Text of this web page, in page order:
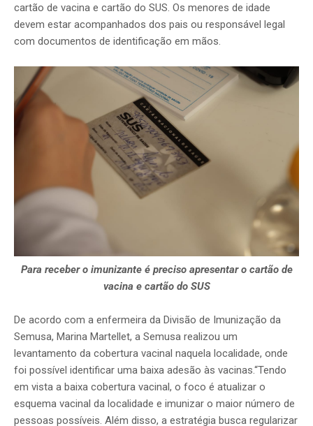
cartão de vacina e cartão do SUS. Os menores de idade
devem estar acompanhados dos pais ou responsável legal
com documentos de identificação em mãos.
Para receber o imunizante é preciso apresentar o cartão de
vacina e cartão do SUS
De acordo com a enfermeira da Divisão de Imunização da
Semusa, Marina Martellet, a Semusa realizou um
levantamento da cobertura vacinal naquela localidade, onde
foi possível identificar uma baixa adesão às vacinas.“Tendo
em vista a baixa cobertura vacinal, o foco é atualizar o
esquema vacinal da localidade e imunizar o maior número de
pessoas possíveis. Além disso, a estratégia busca regularizar